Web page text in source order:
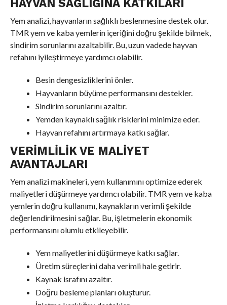
HAYVAN SAĞLIĞINA KATKILARI
Yem analizi, hayvanların sağlıklı beslenmesine destek olur.
TMR yem ve kaba yemlerin içeriğini doğru şekilde bilmek,
sindirim sorunlarını azaltabilir. Bu, uzun vadede hayvan
refahını iyileştirmeye yardımcı olabilir.
Besin dengesizliklerini önler.
Hayvanların büyüme performansını destekler.
Sindirim sorunlarını azaltır.
Yemden kaynaklı sağlık risklerini minimize eder.
Hayvan refahını artırmaya katkı sağlar.
VERIMLILIK VE MALIYET
AVANTAJLARI
Yem analizi makineleri, yem kullanımını optimize ederek
maliyetleri düşürmeye yardımcı olabilir. TMR yem ve kaba
yemlerin doğru kullanımı, kaynakların verimli şekilde
değerlendirilmesini sağlar. Bu, işletmelerin ekonomik
performansını olumlu etkileyebilir.
Yem maliyetlerini düşürmeye katkı sağlar.
Üretim süreçlerini daha verimli hale getirir.
Kaynak israfını azaltır.
Doğru besleme planları oluşturur.